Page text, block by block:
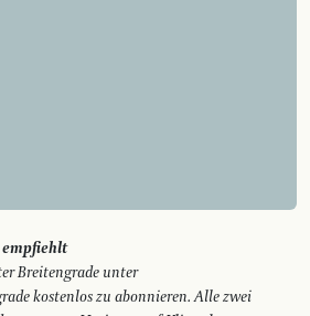
Breitengrade unter
kostenlos zu abonnieren. Alle zwei